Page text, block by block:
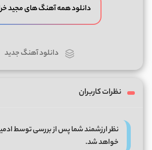
دانلود همه آهنگ های مجید
دانلود آهنگ جدید
نظرات کاربران
نظر ارزشمند شما پس از بررسی توسط
خواهد شد.